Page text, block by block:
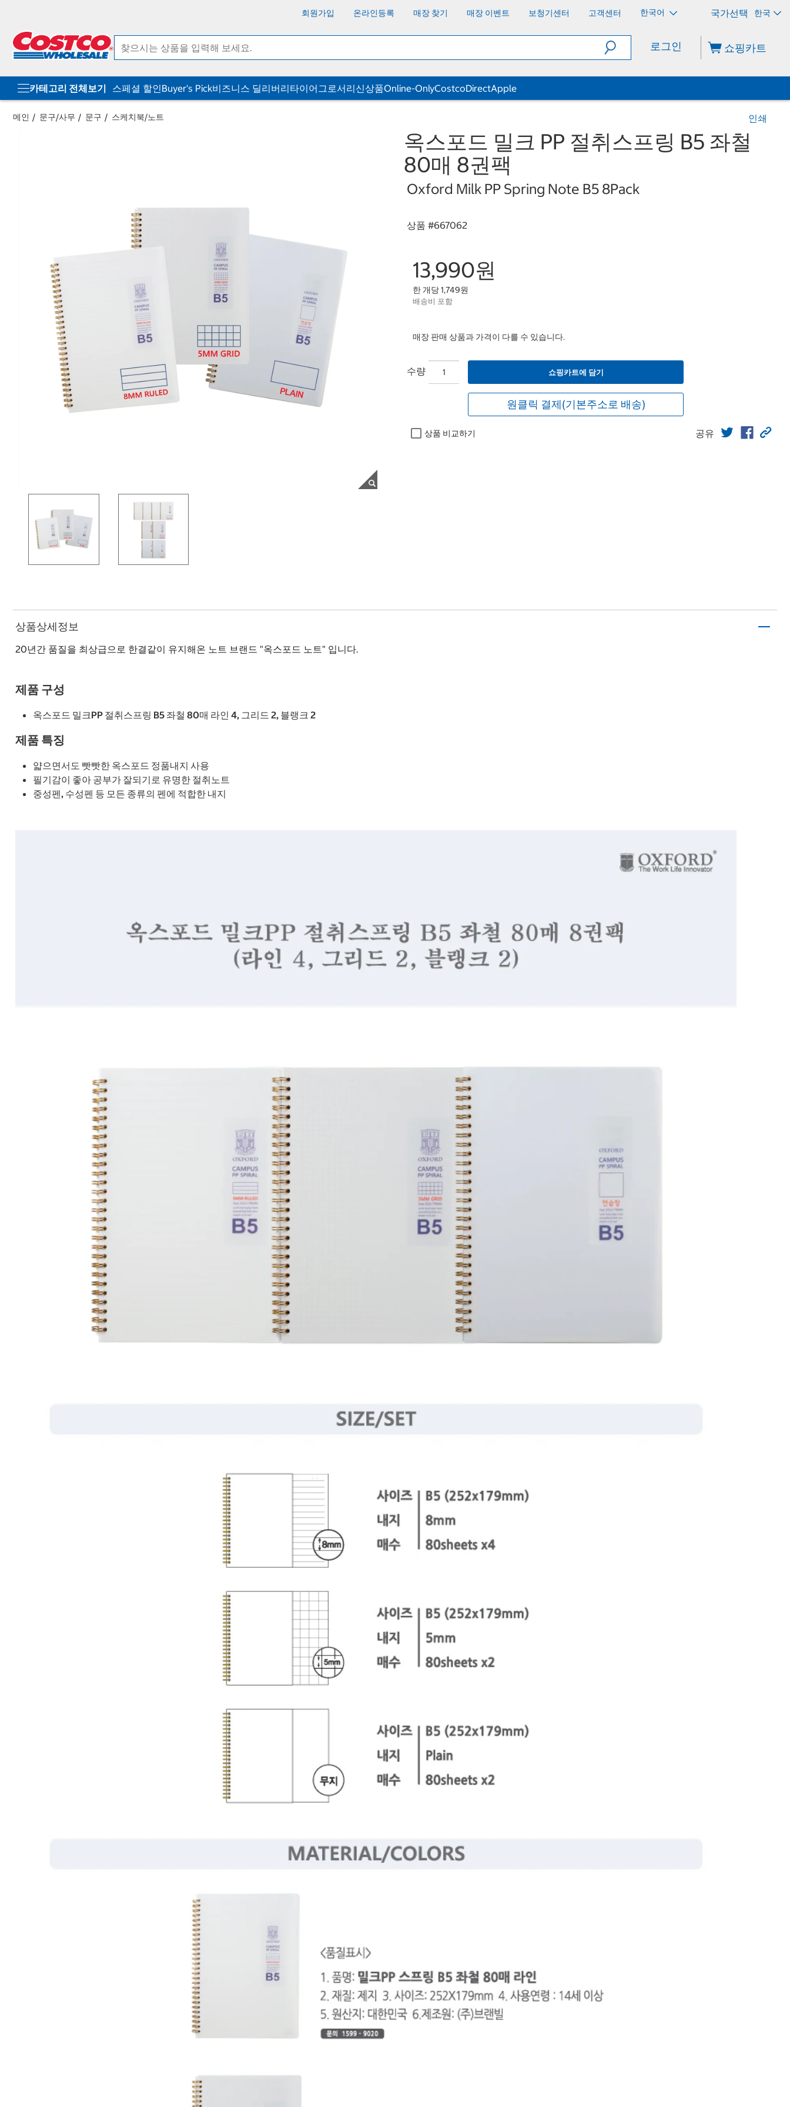
회원가입 온라인등록 매장 찾기 매장 이벤트 보청기센터 고객센터 한국어 한국
로그인 쇼핑카트
카테고리 전체보기 스페셜 할인Buyer's Pick비즈니스 딜리버리타이어그로서리신상품Online-OnlyCostcoDirectApple
메인 문구/사무 문구 스케치북/노트 인쇄
옥스포드 밀크 PP 절취스프링 B5 좌철
80매 8권팩
Oxford Milk PP Spring Note B5 8Pack
상품 #667062
13,990원
한 개당 1,749원
배송비 포함
매장 판매 상품과 가격이 다를 수 있습니다.
수량 쇼핑카트에 담기
원클릭 결제(기본주소로 배송)
상품 비교하기 공유
상품상세정보
20년간 품질을 최상급으로 한결같이 유지해온 노트 브랜드 "옥스포드 노트" 입니다.
제품 구성
옥스포드 밀크PP 절취스프링 B5 좌철 80매 라인 4, 그리드 2, 블랭크 2
제품 특징
얇으면서도 빳빳한 옥스포드 정품내지 사용
필기감이 좋아 공부가 잘되기로 유명한 절취노트
중성펜, 수성펜 등 모든 종류의 펜에 적합한 내지